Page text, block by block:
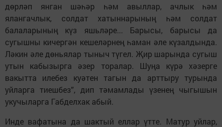
дөрләп янган шәһәр һәм авыллар, ачлык һәм
ялангачлык, солдат хатыннарының һәм солдат
балаларының күз яшьләре... Барысы, барысы да
сугышны кичергән кешеләрнең һаман әле күзалдында.
Ләкин әле дөньялар тыныч түгел. Җир шарында сугыш
утын кабызырга әзер торалар. Шуңа күрә хәзерге
вакытта илебез куәтен тагын да арттыру турында
уйларга тиешбез”, дип тәмамлады үзенең чыгышын
укучыларга Габделхак абый.
Инде вафатына да шактый еллар үтте. Матур уйлар,